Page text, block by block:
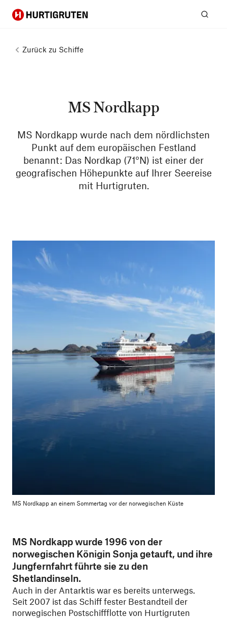
Hurtigruten
Zurück zu Schiffe
MS Nordkapp
MS Nordkapp wurde nach dem nördlichsten
Punkt auf dem europäischen Festland
benannt: Das Nordkap (71°N) ist einer der
geografischen Höhepunkte auf Ihrer Seereise
mit Hurtigruten.
MS Nordkapp an einem Sommertag vor der norwegischen Küste
MS Nordkapp wurde 1996 von der
norwegischen Königin Sonja getauft, und ihre
Jungfernfahrt führte sie zu den
Shetlandinseln.
Auch in der Antarktis war es bereits unterwegs.
Seit 2007 ist das Schiff fester Bestandteil der
norwegischen Postschiffflotte von Hurtigruten